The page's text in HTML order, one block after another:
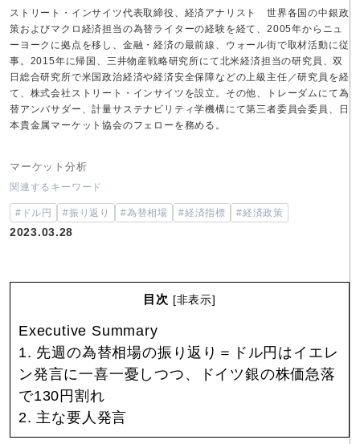
ストリート・インサイツ代表取締役、経済アナリスト 世界各国の中銀政
策およびマクロ経済担当の為替ライターの経験を経て、2005年からニュ
ーヨークに拠点を移し、金融・経済の最前線、ウォール街で取材活動に従
事。2015年に帰国、三井物産戦略研究所にて北米経済担当の研究員、双
日総合研究所で米国政治経済や経済安全保障などの上級主任／研究員を経
て、株式会社ストリート・インサイツを設立。その他、トレーダムにて為
替アンバサダー、計量サステナビリティ学機構にて第三者委員会委員、日
本貴金属マーケット協会のフェローを務める。
マーケット分析
関連するキーワード
#ドル円 #振り返り #為替相場 #経済指標 #経済政策
2023.03.28
目次 [非表示]
Executive Summary
1. 先週の為替相場の振り返り＝ドル円はイエレ
ン発言に一喜一憂しつつ、ドイツ銀の株価急落
で130円割れ
2. 主な要人発言